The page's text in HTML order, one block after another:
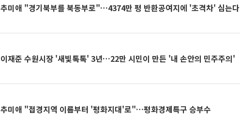
추미애 "경기북부를 북동부로"…4374만 평 반환공여지에 '초격차' 심는다
이재준 수원시장 '새빛톡톡' 3년…22만 시민이 만든 '내 손안의 민주주의'
추미애 "접경지역 이름부터 '평화지대'로"…평화경제특구 승부수